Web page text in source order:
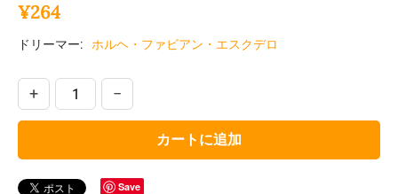
¥264
ドリーマー: ホルヘ・ファビアン・エスクデロ
+ −
カートに追加
Save